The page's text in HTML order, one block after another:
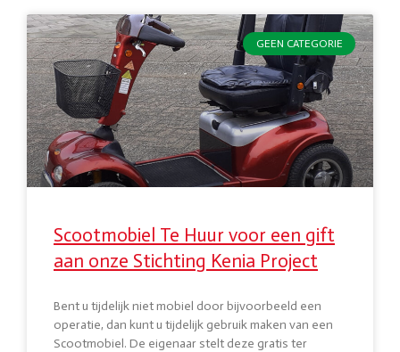
GEEN CATEGORIE
Scootmobiel Te Huur voor een gift
aan onze Stichting Kenia Project
Bent u tijdelijk niet mobiel door bijvoorbeeld een
operatie, dan kunt u tijdelijk gebruik maken van een
Scootmobiel. De eigenaar stelt deze gratis ter